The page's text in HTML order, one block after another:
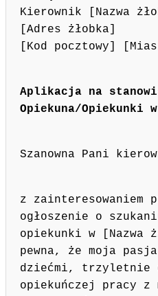
Kierownik [Nazwa
[Adres żłobka]
[Kod pocztowy]
Aplikacja na
Opiekuna/Opiekunki
Szanowna Pani
z zainteresowaniem
ogłoszenie o
opiekunki w [Nazwa
pewna, że moja
dziećmi, trzyletnie
opiekuńczej pracy z